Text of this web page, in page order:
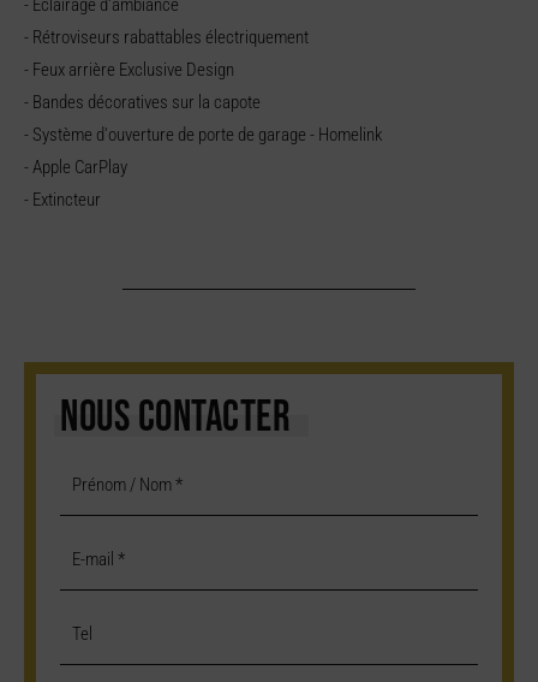
- Eclairage d'ambiance
- Rétroviseurs rabattables électriquement
- Feux arrière Exclusive Design
- Bandes décoratives sur la capote
- Système d'ouverture de porte de garage - Homelink
- Apple CarPlay
- Extincteur
NOUS CONTACTER